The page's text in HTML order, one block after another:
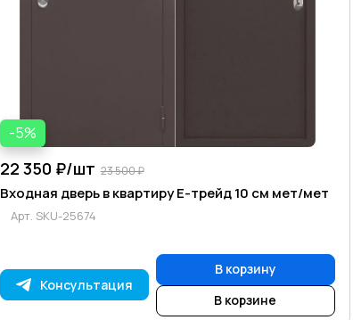
-5%
22 350 ₽/шт 23 500 ₽
Входная дверь в квартиру Е-трейд 10 см мет/мет
Арт. SKU-25674
Консультация
В корзину
В корзине